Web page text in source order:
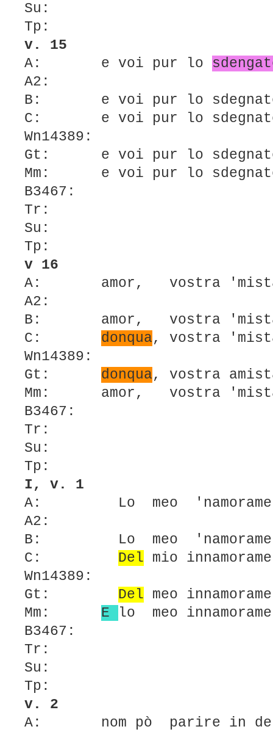
Su:
Tp:
v. 15
A: e voi pur lo
A2:
B: e voi pur lo
C: e voi pur lo
Wn14389:
Gt: e voi pur lo
Mm: e voi pur lo
B3467:
Tr:
Su:
Tp:
v 16
A: amor, vostra
A2:
B: amor, vostra
C: donqua, vostra
Wn14389:
Gt: donqua, vostra
Mm: amor, vostra
B3467:
Tr:
Su:
Tp:
I, v. 1
A: Lo meo
A2:
B: Lo meo
C: Del mio
Wn14389:
Gt: Del meo
Mm: E
lo meo
B3467:
Tr:
Su:
Tp:
v. 2
A: nom pò parire in